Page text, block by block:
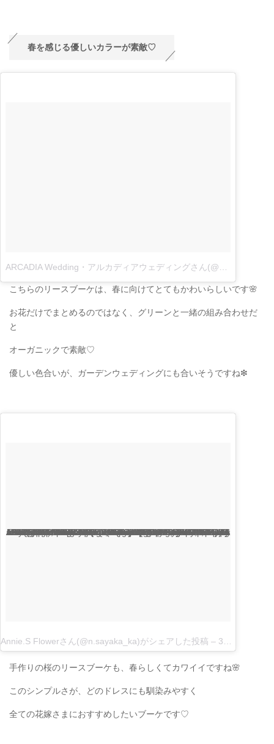
春を感じる優しいカラーが素敵♡
こちらのリースブーケは、春に向けてとてもかわいらしいです🌸
お花だけでまとめるのではなく、グリーンと一緒の組み合わせだ
と
オーガニックで素敵♡
優しい色合いが、ガーデンウェディングにも合いそうですね❇︎
<divstyle=”background:url(data:image/png;base64,iVBORw0KGgoAAAANSUhEUgAAACwAAAAsCAMAAAApWqozAAAABGdBTUEAALGPC/xhBQAAAAFzUkdCAK7OHOkAAAAMUExURczMzPf399fX1+bm5mzY9AMAAADiSURBVDjLvZXbEsMgCES5/P8/t9FuRVCRmU73JWlzosgSIIZURCjo/ad+EQJJB4Hv8BFt+IDpQoCx1wjOSBFhh2XssxEIYn3ulI/6MNReE07UIWJEv8UEOWDS88LY97kqyTliJKKtuYBbruAyVh5wOHiXmpi5we58Ek028czwyuQdLKPG1Bkb4NnM+VeAnfHqn1k4+GPT6uGQcvu2h2OVuIf/gWUFyy8OWEpdyZSa3aVCqpVoVvzZZ2VTnn2wU8qzVjDDetO90GSy9mVLqtgYSy231MxrY6I2gGqjrTY0L8fxCxfCBbhWrsYYAAAAAElFTkSuQmCC); display:block; height:44px; margin:0 auto -44px; position:relative; top:-22px; width:44px;”>
Annie.S Flowerさん(@n.sayaka_ka)がシェアした投稿 – 3月 14, 2018 at 5:14午前 PDT
手作りの桜のリースブーケも、春らしくてカワイイですね🌸
このシンプルさが、どのドレスにも馴染みやすく
全ての花嫁さまにおすすめしたいブーケです♡